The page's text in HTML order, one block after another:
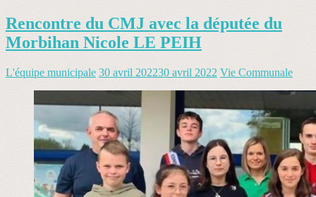
Rencontre du CMJ avec la députée du
Morbihan Nicole LE PEIH
L'équipe municipale 30 avril 202230 avril 2022 Vie Communale